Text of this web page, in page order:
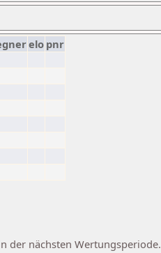
elo pnr
der nächsten Wertungsperiode.